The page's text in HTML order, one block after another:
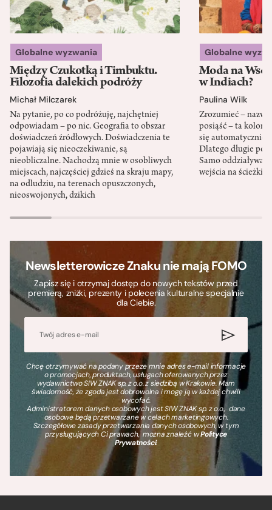
Globalne wyzwania
Między Czukotką i Timbuktu.
Filozofia dalekich podróży
Michał Milczarek
Na pytanie, po co podróżuję, najchętniej
odpowiadam – po nic. Geografia to obszar
doświadczeń źródłowych. Doświadczenia te
pojawiają się nieoczekiwanie, są
nieobliczalne. Nachodzą mnie w osobliwych
miejscach, najczęściej gdzieś na skraju mapy,
na odludziu, na terenach opuszczonych,
nieoswojonych, dzikich
Globalne
Moda na
w Indiach?
Paulina Wilk
Zrozumieć –
posiąść – ta
się automatycznie,
Dlatego długie
Samo
wejścia na ścieżki
Newsletterowicze Znaku nie mają FOMO
Zapisz się i otrzymaj dostęp do nowych tekstów przed
premierą, zniżki, prezenty i polecenia kulturalne specjalnie
dla Ciebie.
Chcę otrzymywać na podany przeze mnie adres e-mail informacje
o promocjach, produktach, usługach oferowanych przez
wydawnictwo SIW ZNAK sp. z o.o. z siedzibą w Krakowie. Mam
świadomość, że zgoda jest dobrowolna i mogę ją w każdej chwili
wycofać.
Administratorem danych osobowych jest SIW ZNAK sp. z o.o., dane
osobowe będą przetwarzane w celach marketingowych.
Szczegółowe zasady przetwarzania danych osobowych, w tym
przysługujących Ci prawach, można znaleźć wPolityce
Prywatności.